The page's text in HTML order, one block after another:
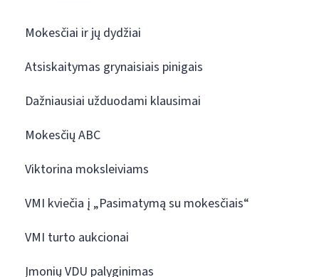
Mokesčiai ir jų dydžiai
Atsiskaitymas grynaisiais pinigais
Dažniausiai užduodami klausimai
Mokesčių ABC
Viktorina moksleiviams
VMI kviečia į „Pasimatymą su mokesčiais“
VMI turto aukcionai
Įmonių VDU palyginimas